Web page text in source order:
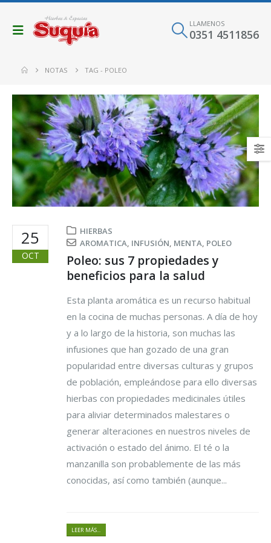
LLAMENOS
0351 4511856
NOTAS TAG - POLEO
25
OCT
HIERBAS
AROMATICA, INFUSIÓN, MENTA, POLEO
Poleo: sus 7 propiedades y
beneficios para la salud
Esta planta aromática es un recurso habitual
en la cocina de muchas personas. A día de hoy
y a lo largo de la historia, son muchas las
infusiones que han gozado de una gran
popularidad entre diversas culturas y grupos
de población, empleándose para ello diversas
hierbas con propiedades medicinales útiles
para aliviar determinados malestares o
generar alteraciones en nuestros niveles de
activación o estado del ánimo. El té o la
manzanilla son probablemente de las más
conocidas, así como también (aunque...
LEER MÁS...